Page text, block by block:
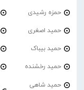
حمزه رشیدی
حمید اصغری
حمید بیباک
حمید رخشنده
حمید شاهی